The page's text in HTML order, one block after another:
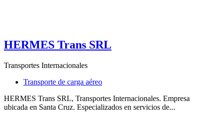
HERMES Trans SRL
Transportes Internacionales
Transporte de carga aéreo
HERMES Trans SRL, Transportes Internacionales. Empresa
ubicada en Santa Cruz. Especializados en servicios de...